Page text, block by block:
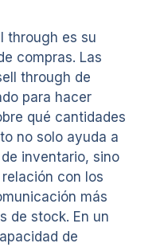
through es su
compras. Las
through de
para hacer
qué cantidades
no solo ayuda a
inventario, sino
con los
más
de stock. En un
de